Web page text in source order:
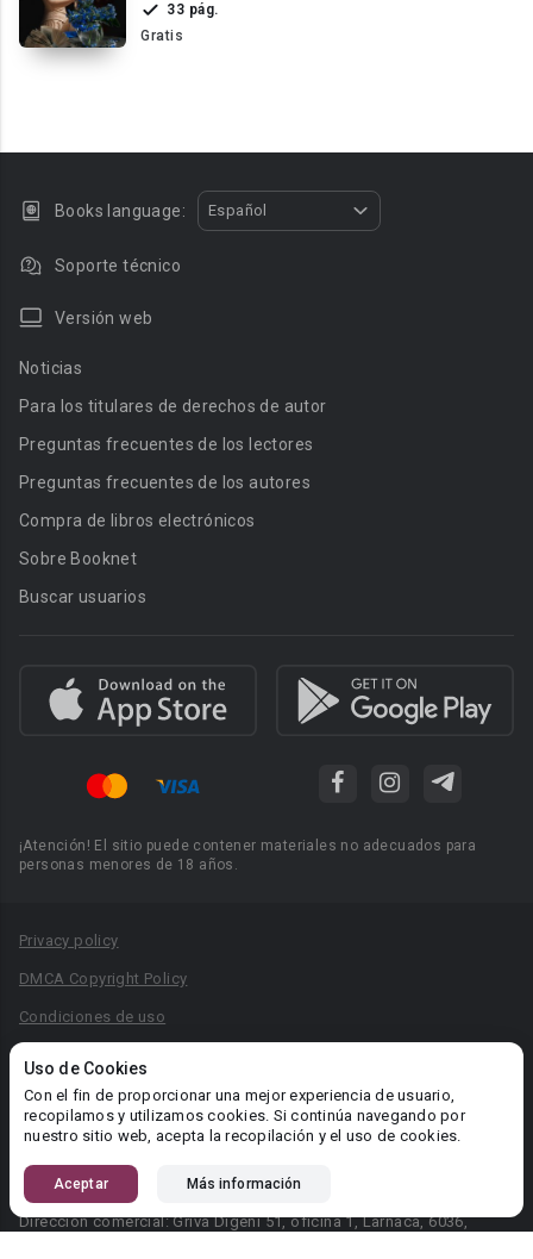
33 pág.
Gratis
Uso de Cookies
Con el fin de proporcionar una mejor experiencia de usuario,
recopilamos y utilizamos cookies. Si continúa navegando por
nuestro sitio web, acepta la recopilación y el uso de cookies.
Aceptar Más información
Books language: Español
Soporte técnico
Versión web
Noticias
Para los titulares de derechos de autor
Preguntas frecuentes de los lectores
Preguntas frecuentes de los autores
Compra de libros electrónicos
Sobre Booknet
Buscar usuarios
¡Atención! El sitio puede contener materiales no adecuados para
personas menores de 18 años.
Privacy policy
DMCA Copyright Policy
Condiciones de uso
Reglas para la publicación de libros
Área RR.PP.: pr@booknet.com
© 2026 Booknet. Todos los derechos reservados.
Dirección comercial: Griva Digeni 51, oficina 1, Larnaca, 6036,